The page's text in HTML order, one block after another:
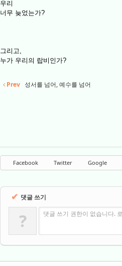
우리
너무 늦었는가?
그리고,
누가 우리의 랍비인가?
Prev 성서를 넘어, 예수를 넘어
Facebook Twitter Google
✔ 댓글 쓰기
? 댓글 쓰기 권한이 없습니다.